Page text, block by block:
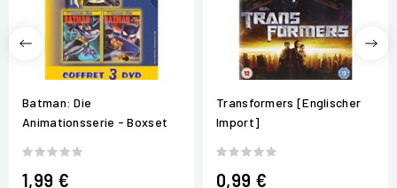
Batman: Die
Animationsserie - Boxset
1,99 €
Transformers [Englischer
Import]
0,99 €